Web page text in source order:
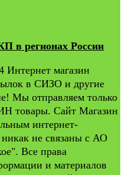
регионах России
магазин
в СИЗО и другие
Мы отправляем только
товары. Сайт Магазин
интернет-
не связаны с АО
Все права
и материалов